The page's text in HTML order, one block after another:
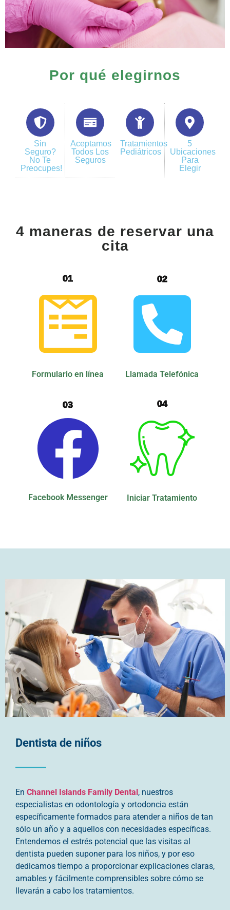
Por qué elegirnos
Sin
Seguro?
No Te
Preocupes!
Aceptamos
Todos Los
Seguros
Tratamientos
Pediátricos
5
Ubicaciones
Para
Elegir
4 maneras de reservar una
cita
01
Formulario en línea
02
Llamada Telefónica
03
Facebook Messenger
04
Iniciar Tratamiento
Dentista de niños
En Channel Islands Family Dental, nuestros
especialistas en odontología y ortodoncia están
específicamente formados para atender a niños de tan
sólo un año y a aquellos con necesidades específicas.
Entendemos el estrés potencial que las visitas al
dentista pueden suponer para los niños, y por eso
dedicamos tiempo a proporcionar explicaciones claras,
amables y fácilmente comprensibles sobre cómo se
llevarán a cabo los tratamientos.